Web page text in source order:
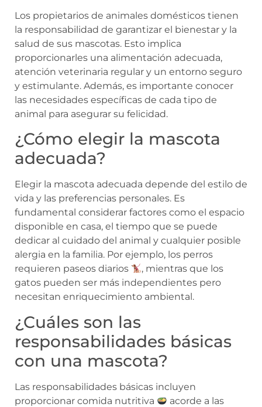
Los propietarios de animales domésticos tienen
la responsabilidad de garantizar el bienestar y la
salud de sus mascotas. Esto implica
proporcionarles una alimentación adecuada,
atención veterinaria regular y un entorno seguro
y estimulante. Además, es importante conocer
las necesidades específicas de cada tipo de
animal para asegurar su felicidad.
¿Cómo elegir la mascota
adecuada?
Elegir la mascota adecuada depende del estilo de
vida y las preferencias personales. Es
fundamental considerar factores como el espacio
disponible en casa, el tiempo que se puede
dedicar al cuidado del animal y cualquier posible
alergia en la familia. Por ejemplo, los perros
requieren paseos diarios
, mientras que los
gatos pueden ser más independientes pero
necesitan enriquecimiento ambiental.
¿Cuáles son las
responsabilidades básicas
con una mascota?
Las responsabilidades básicas incluyen
proporcionar comida nutritiva
acorde a las